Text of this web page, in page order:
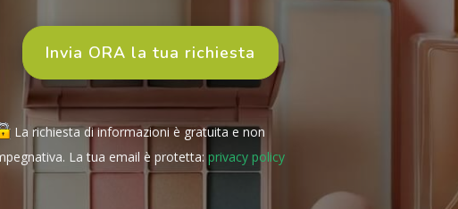
La richiesta di informazioni è gratuita e non
La tua email è protetta: privacy policy